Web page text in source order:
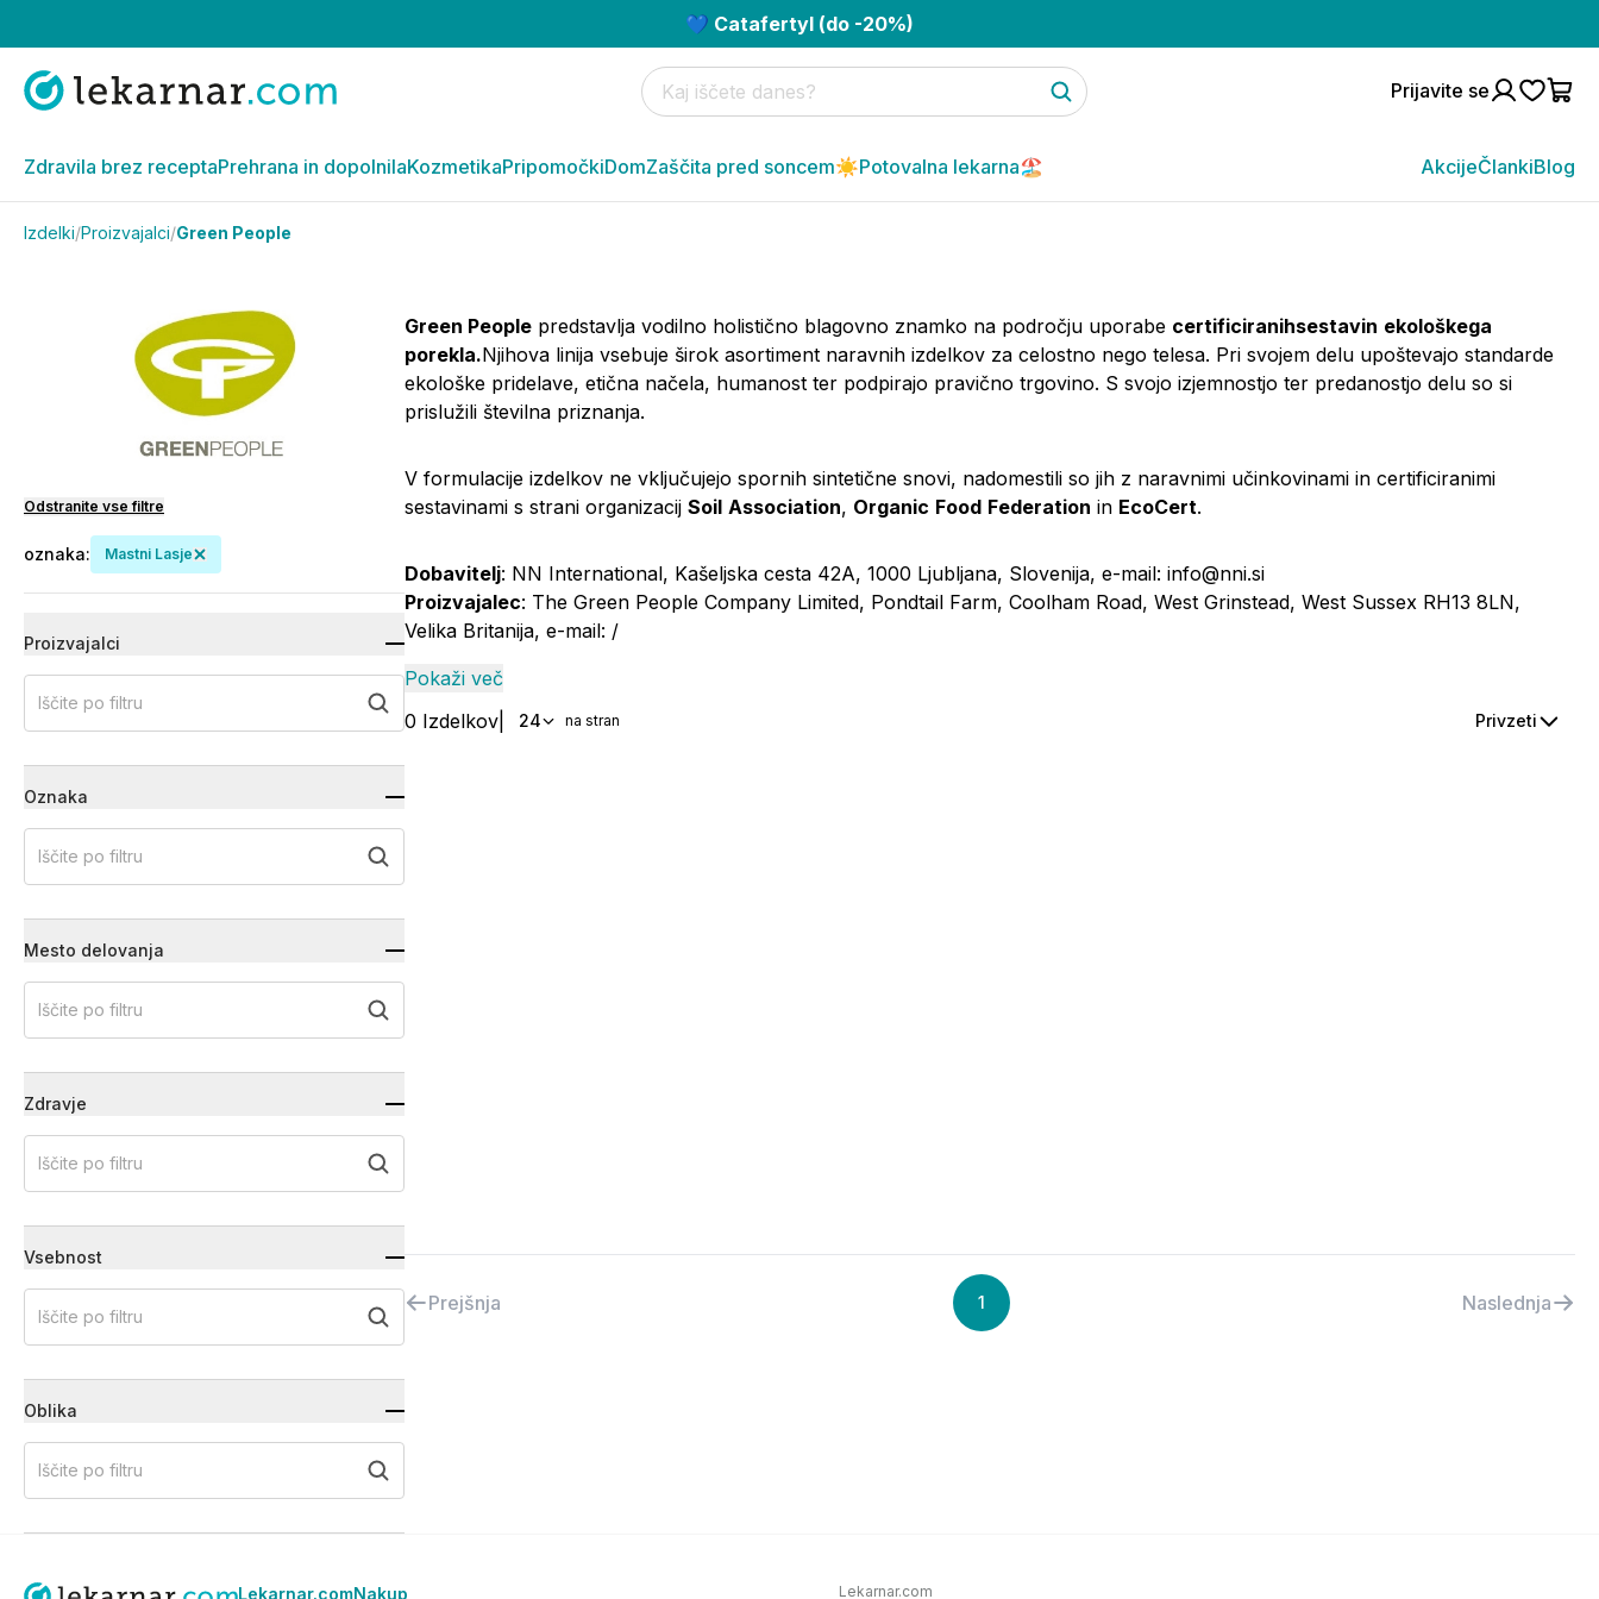
💙 Catafertyl (do -20%)
Prijavite se
Zdravila brez receptaPrehrana in dopolnilaKozmetikaPripomočkiDomZaščita pred soncem☀️Potovalna lekarna🏖️ AkcijeČlankiBlog
Izdelki/Proizvajalci/Green People
Odstranite vse filtre
oznaka: Mastni Lasje
Proizvajalci
Iščite po filtru
Oznaka
Iščite po filtru
Mesto delovanja
Iščite po filtru
Zdravje
Iščite po filtru
Vsebnost
Iščite po filtru
Oblika
Iščite po filtru
Green People predstavlja vodilno holistično blagovno znamko na področju uporabe certificiranihsestavin ekološkega
porekla.Njihova linija vsebuje širok asortiment naravnih izdelkov za celostno nego telesa. Pri svojem delu upoštevajo standarde
ekološke pridelave, etična načela, humanost ter podpirajo pravično trgovino. S svojo izjemnostjo ter predanostjo delu so si
prislužili številna priznanja.
V formulacije izdelkov ne vključujejo spornih sintetične snovi, nadomestili so jih z naravnimi učinkovinami in certificiranimi
sestavinami s strani organizacij Soil Association, Organic Food Federation in EcoCert.
Dobavitelj: NN International, Kašeljska cesta 42A, 1000 Ljubljana, Slovenija, e-mail: info@nni.si
Proizvajalec: The Green People Company Limited, Pondtail Farm, Coolham Road, West Grinstead, West Sussex RH13 8LN,
Velika Britanija, e-mail: /
Pokaži več
0 Izdelkov 24 na stran Privzeti
Prejšnja 1 Naslednja
Lekarnar.comNakup Lekarnar.com